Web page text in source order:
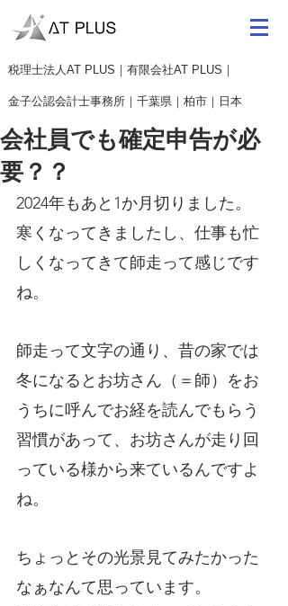
​税理士法人AT PLUS｜有限会社AT PLUS｜
金子公認会計士事務所｜ 千葉県｜柏市｜日本
会社員でも確定申告が必
要？？
2024年もあと1か月切りました。
寒くなってきましたし、仕事も忙
しくなってきて師走って感じです
ね。
師走って文字の通り、昔の家では
冬になるとお坊さん（＝師）をお
うちに呼んでお経を読んでもらう
習慣があって、お坊さんが走り回
っている様から来ているんですよ
ね。
ちょっとその光景見てみたかった
なぁなんて思っています。